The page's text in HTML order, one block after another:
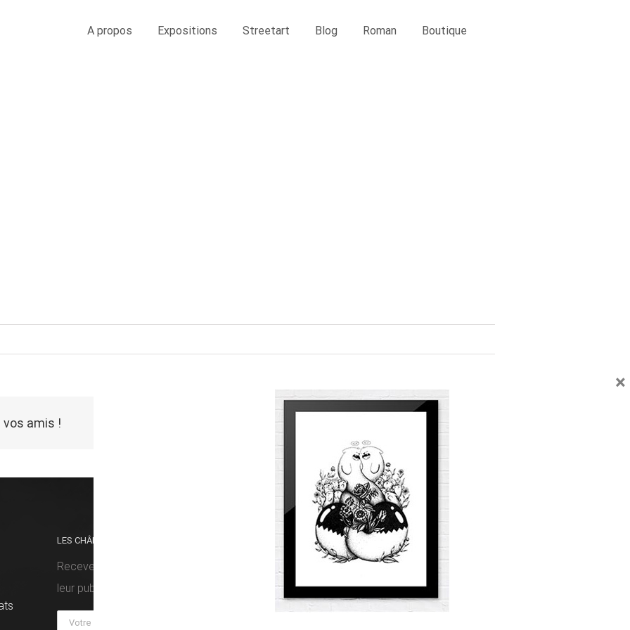
A propos Expositions Streetart Blog Roman Boutique
vos amis ! Facebook
LES CHÂMES VOUS FONT DU BIEN ?
Recevez nos prochaines histoires dès
leur publication !
RETROUVEZ-NOUS SUR LES RÉSEAUX
×